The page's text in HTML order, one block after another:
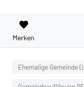
favorite
Merken
Ehemalige Gemeinde